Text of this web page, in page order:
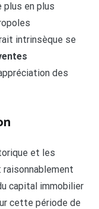
plus en plus
intrinsèque se
des
et les
capital immobilier
cette période de